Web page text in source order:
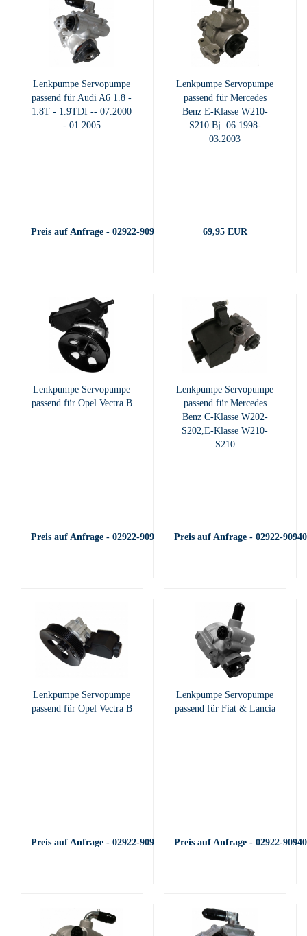
Lenkpumpe Servopumpe
passend für Audi A6 1.8 -
1.8T - 1.9TDI -- 07.2000
- 01.2005
Preis auf Anfrage - 02922-909400
Lenkpumpe Servopumpe
passend für Mercedes
Benz E-Klasse W210-
S210 Bj. 06.1998-
03.2003
69,95 EUR
Lenkpumpe Servopumpe
passend für Opel Vectra B
Preis auf Anfrage - 02922-909400
Lenkpumpe Servopumpe
passend für Mercedes
Benz C-Klasse W202-
S202,E-Klasse W210-
S210
Preis auf Anfrage - 02922-
Lenkpumpe Servopumpe
passend für Opel Vectra B
Preis auf Anfrage - 02922-909400
Lenkpumpe Servopumpe
passend für Fiat & Lancia
Preis auf Anfrage - 02922-